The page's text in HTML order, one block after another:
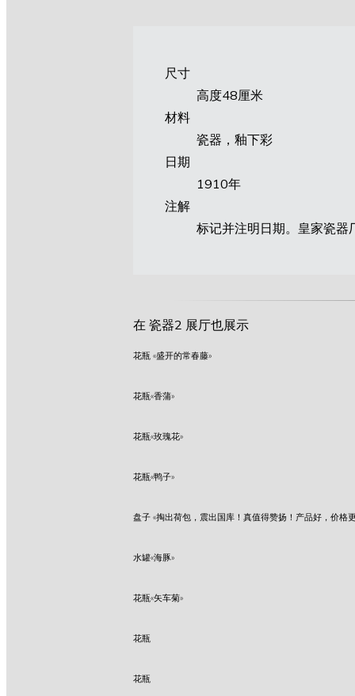
尺寸
高度48厘米
材料
瓷器，釉下彩
日期
1910年
注解
标记并注明日期。皇家瓷器
在 瓷器2 展厅也展示
花瓶 «盛开的常春藤»
花瓶«香蒲»
花瓶«玫瑰花»
花瓶«鸭子»
盘子 «掏出荷包，震出国库！真值得赞扬！产品好，价格
水罐«海豚»
花瓶«矢车菊»
花瓶
花瓶